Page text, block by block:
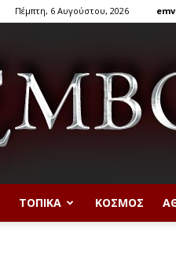
Πέμπτη, 6 Αυγούστου, 2026
ΤΟΠΙΚΆ ΚΌΣΜΟΣ